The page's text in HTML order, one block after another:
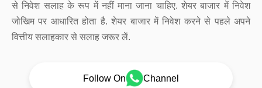
से निवेश सलाह के रूप में नहीं माना जाना चाहिए. शेयर बाजार में निवेश
जोखिम पर आधारित होता है. शेयर बाजार में निवेश करने से पहले अपने
वित्तीय सलाहकार से सलाह जरूर लें.
Follow On Channel